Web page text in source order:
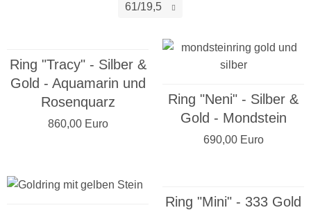
61/19,5
Ring "Tracy" - Silber &
Gold - Aquamarin und
Rosenquarz
860,00 Euro
Ring "Neni" - Silber &
Gold - Mondstein
690,00 Euro
Ring "Mini" - 333 Gold